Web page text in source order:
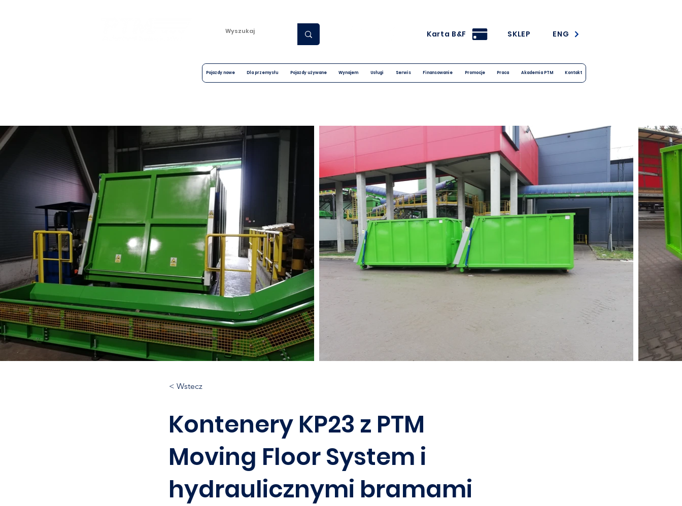
SKLEP ENG
Karta B&F
Centrum ruchomych podłóg, naczep,
Pojazdy nowe Dla przemysłu Pojazdy używane Wynajem Usługi Serwis Finansowanie Promocje Praca Akademia PTM Kontakt
< Wstecz
Kontenery KP23 z PTM
Moving Floor System i
hydraulicznymi bramami